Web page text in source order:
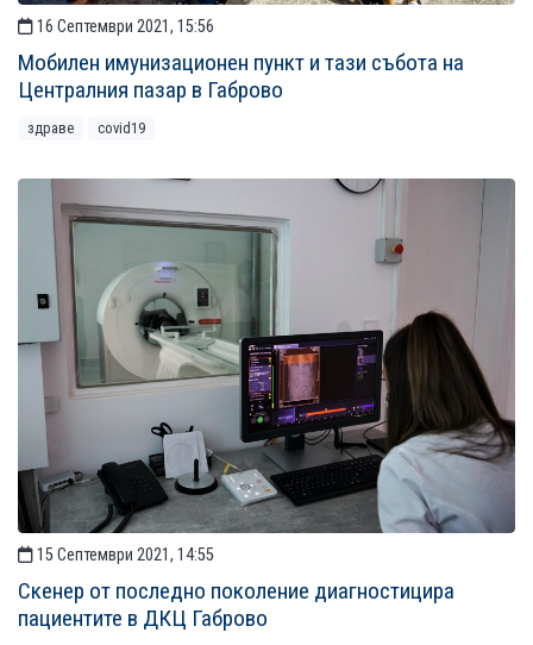
16 Септември 2021, 15:56
Мобилен имунизационен пункт и тази събота на
Централния пазар в Габрово
здраве covid19
15 Септември 2021, 14:55
Скенер от последно поколение диагностицира
пациентите в ДКЦ Габрово